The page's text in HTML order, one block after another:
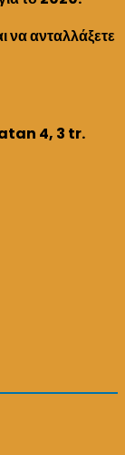
να ανταλλάξετε
4, 3 tr.